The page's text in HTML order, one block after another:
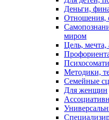
Деньги,
Отношения,
миром
Цель, мечта,
Методики,
Семейные
Для женщин